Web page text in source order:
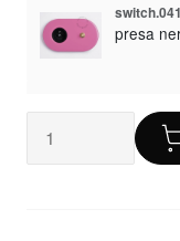
presa
presa